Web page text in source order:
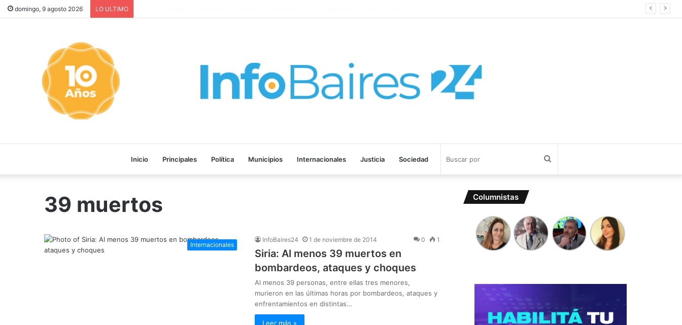
domingo, 9 agosto 2026 LO ULTIMO
Inicio Principales Política Municipios Internacionales Justicia Sociedad
39 muertos
Internacionales
InfoBaires24 1 de noviembre de 2014 0 1
Siria: Al menos 39 muertos en
bombardeos, ataques y choques
Al menos 39 personas, entre ellas tres menores,
murieron en las últimas horas por bombardeos, ataques y
enfrentamientos en distintas…
Leer más »
Columnistas